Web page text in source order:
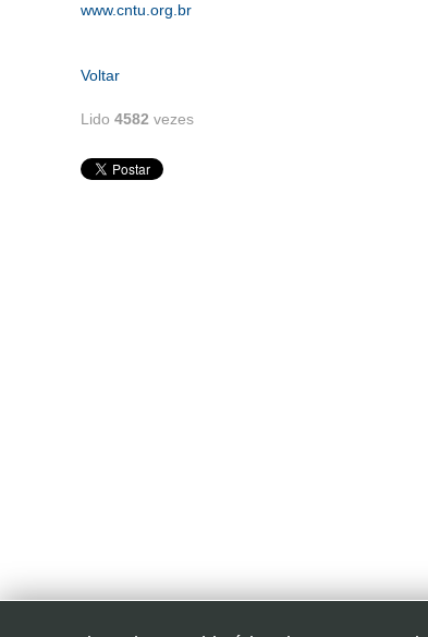
www.cntu.org.br
Voltar
Lido 4582 vezes